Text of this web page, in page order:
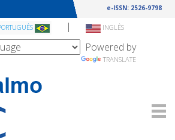
e-ISSN: 2526-9798
| INGLÊS
Powered by
TRANSLATE